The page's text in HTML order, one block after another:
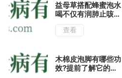
益母草搭配蜂蜜泡水
喝不仅有润肺止咳的
功效,还能帮助肝脏
解毒哦!
查看
木棉皮泡脚有哪些功
效?提前了解它的功